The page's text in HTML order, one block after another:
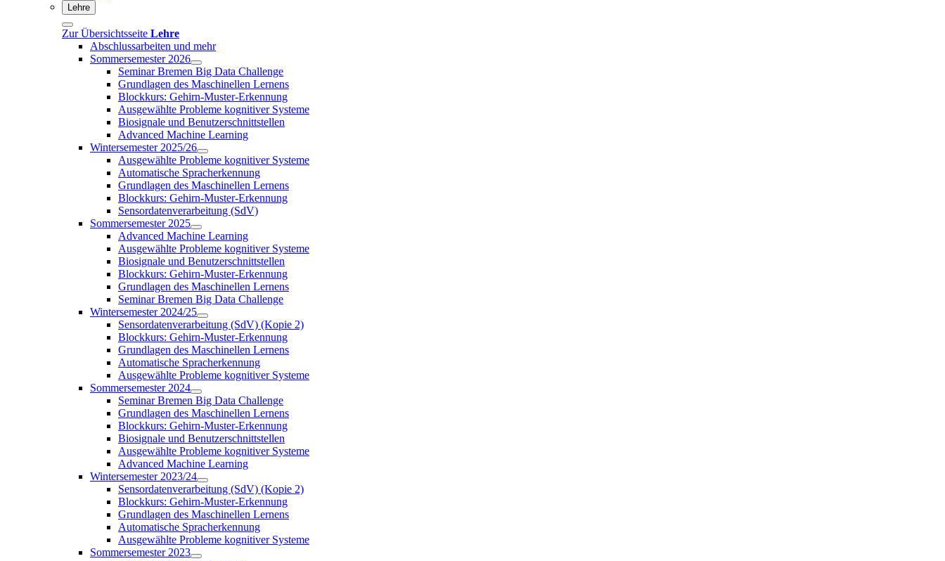
Lehre
Zur Übersichtsseite Lehre
Abschlussarbeiten und mehr
Sommersemester 2026
Seminar Bremen Big Data Challenge
Grundlagen des Maschinellen Lernens
Blockkurs: Gehirn-Muster-Erkennung
Ausgewählte Probleme kognitiver Systeme
Biosignale und Benutzerschnittstellen
Advanced Machine Learning
Wintersemester 2025/26
Ausgewählte Probleme kognitiver Systeme
Automatische Spracherkennung
Grundlagen des Maschinellen Lernens
Blockkurs: Gehirn-Muster-Erkennung
Sensordatenverarbeitung (SdV)
Sommersemester 2025
Advanced Machine Learning
Ausgewählte Probleme kognitiver Systeme
Biosignale und Benutzerschnittstellen
Blockkurs: Gehirn-Muster-Erkennung
Grundlagen des Maschinellen Lernens
Seminar Bremen Big Data Challenge
Wintersemester 2024/25
Sensordatenverarbeitung (SdV) (Kopie 2)
Blockkurs: Gehirn-Muster-Erkennung
Grundlagen des Maschinellen Lernens
Automatische Spracherkennung
Ausgewählte Probleme kognitiver Systeme
Sommersemester 2024
Seminar Bremen Big Data Challenge
Grundlagen des Maschinellen Lernens
Blockkurs: Gehirn-Muster-Erkennung
Biosignale und Benutzerschnittstellen
Ausgewählte Probleme kognitiver Systeme
Advanced Machine Learning
Wintersemester 2023/24
Sensordatenverarbeitung (SdV) (Kopie 2)
Blockkurs: Gehirn-Muster-Erkennung
Grundlagen des Maschinellen Lernens
Automatische Spracherkennung
Ausgewählte Probleme kognitiver Systeme
Sommersemester 2023